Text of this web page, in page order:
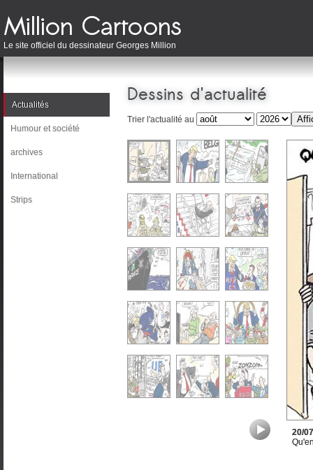
Le site officiel du dessinateur Georges Million
Actualités
Humour et société
archives
International
Strips
Dessins d'actualité
Trier l'actualité au
20/